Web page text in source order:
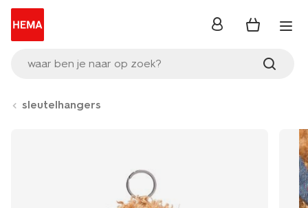
waar ben je naar op zoek?
inloggen
sleutelhangers